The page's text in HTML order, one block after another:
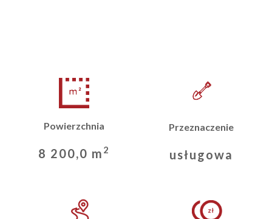
Powierzchnia
8 200,0 m 2
Przeznaczenie
usługowa